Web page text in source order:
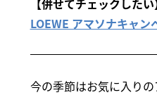
LOEWE アマソナキャ
今の季節はお気に入りの